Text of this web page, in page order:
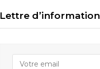
Lettre d’information